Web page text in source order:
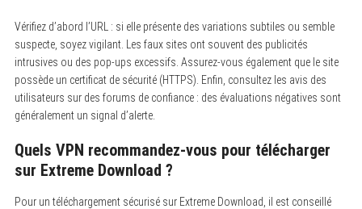
Vérifiez d’abord l’URL : si elle présente des variations subtiles ou semble
suspecte, soyez vigilant. Les faux sites ont souvent des publicités
intrusives ou des pop-ups excessifs. Assurez-vous également que le site
possède un certificat de sécurité (HTTPS). Enfin, consultez les avis des
utilisateurs sur des forums de confiance : des évaluations négatives sont
généralement un signal d’alerte.
Quels VPN recommandez-vous pour télécharger
sur Extreme Download ?
Pour un téléchargement sécurisé sur Extreme Download, il est conseillé